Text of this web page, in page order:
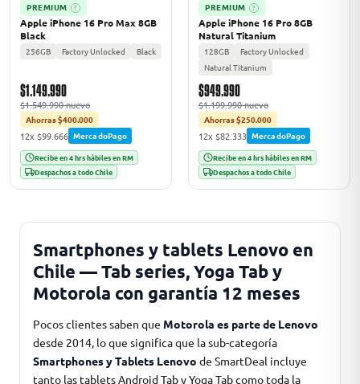
PREMIUM ?
Apple iPhone 16 Pro Max 8GB
Black
256GB Factory Unlocked Black
$1.149.990
$1.549.990 nuevo
Ahorras $400.000
12x $99.666 MercadoPago
Recibe en 4 hrs hábiles en RM
Despachos a todo Chile
PREMIUM ?
Apple iPhone 16 Pro 8GB
Natural Titanium
128GB
Factory Unlocked
Natural Titanium
$949.990
$1.199.990 nuevo
Ahorras $250.000
12x $82.333 MercadoPago
Recibe en 4 hrs hábiles en RM
Despachos a todo Chile
Smartphones y tablets Lenovo en
Chile — Tab series, Yoga Tab y
Motorola con garantía 12 meses
Pocos clientes saben que Motorola es parte de Lenovo
desde 2014, lo que significa que la sub-categoría
Smartphones y Tablets Lenovo de SmartDeal incluye
tanto las tablets Android Tab y Yoga Tab como toda la